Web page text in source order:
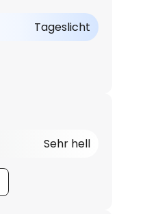
Tageslicht
Sehr hell